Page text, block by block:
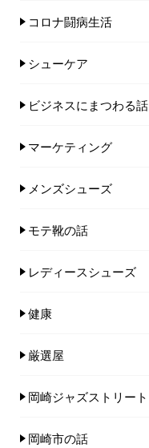
コロナ闘病生活
シューケア
ビジネスにまつわる話
マーケティング
メンズシューズ
モテ靴の話
レディースシューズ
健康
厳選屋
岡崎ジャズストリート
岡崎市の話